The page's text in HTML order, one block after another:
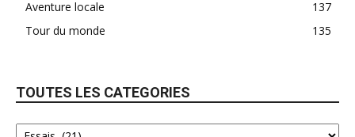
Aventure locale
137
Tour du monde
135
TOUTES LES CATEGORIES